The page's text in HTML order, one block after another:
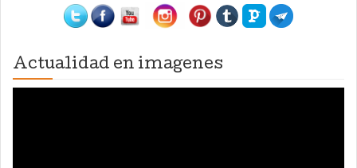
Actualidad en imagenes